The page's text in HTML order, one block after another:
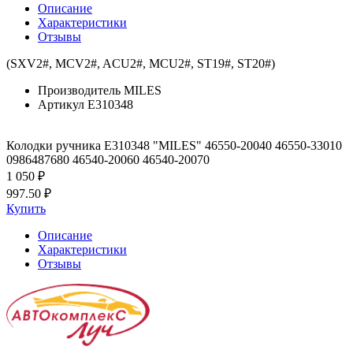
Описание
Характеристики
Отзывы
(SXV2#, MCV2#, ACU2#, MCU2#, ST19#, ST20#)
Производитель MILES
Артикул E310348
Колодки ручника E310348 "MILES" 46550-20040 46550-33010
0986487680 46540-20060 46540-20070
1 050 ₽
997.50 ₽
Купить
Описание
Характеристики
Отзывы